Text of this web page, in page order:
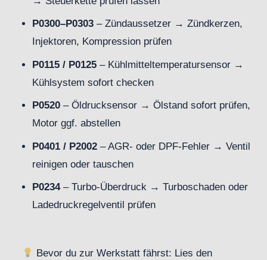
P0300–P0303 – Zündaussetzer → Zündkerzen,
Injektoren, Kompression prüfen
P0115 / P0125 – Kühlmitteltemperatursensor →
Kühlsystem sofort checken
P0520 – Öldrucksensor → Ölstand sofort prüfen,
Motor ggf. abstellen
P0401 / P2002 – AGR- oder DPF-Fehler → Ventil
reinigen oder tauschen
P0234– Turbo-Überdruck → Turboschaden oder
Ladedruckregelventil prüfen
Bevor du zur Werkstatt fährst: Lies den